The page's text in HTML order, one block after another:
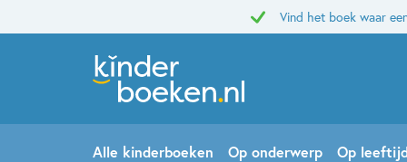
Vind het boek waar
Alle kinderboeken Op onderwerp Op